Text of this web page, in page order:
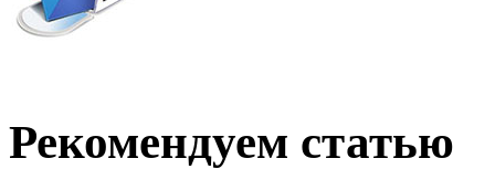
Рекомендуем статью